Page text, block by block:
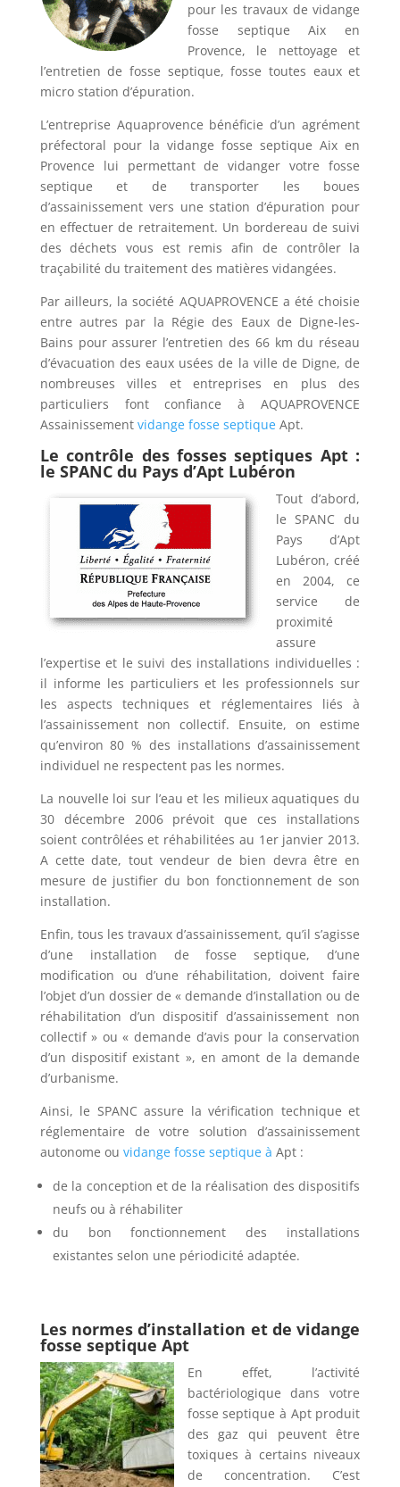
pour les travaux de vidange
fosse septique Aix en
Provence, le nettoyage et
l’entretien de fosse septique, fosse toutes eaux et
micro station d’épuration.
L’entreprise Aquaprovence bénéficie d’un agrément
préfectoral pour la vidange fosse septique Aix en
Provence lui permettant de vidanger votre fosse
septique et de transporter les boues
d’assainissement vers une station d’épuration pour
en effectuer de retraitement. Un bordereau de suivi
des déchets vous est remis afin de contrôler la
traçabilité du traitement des matières vidangées.
Par ailleurs, la société AQUAPROVENCE a été choisie
entre autres par la Régie des Eaux de Digne-les-
Bains pour assurer l’entretien des 66 km du réseau
d’évacuation des eaux usées de la ville de Digne, de
nombreuses villes et entreprises en plus des
particuliers font confiance à AQUAPROVENCE
Assainissement vidange fosse septique Apt.
Le contrôle des fosses septiques Apt :
le SPANC du Pays d’Apt Lubéron
Tout d’abord,
le SPANC du
Pays d’Apt
Lubéron, créé
en 2004, ce
service de
proximité
assure
l’expertise et le suivi des installations individuelles :
il informe les particuliers et les professionnels sur
les aspects techniques et réglementaires liés à
l’assainissement non collectif. Ensuite, on estime
qu’environ 80 % des installations d’assainissement
individuel ne respectent pas les normes.
La nouvelle loi sur l’eau et les milieux aquatiques du
30 décembre 2006 prévoit que ces installations
soient contrôlées et réhabilitées au 1er janvier 2013.
A cette date, tout vendeur de bien devra être en
mesure de justifier du bon fonctionnement de son
installation.
Enfin, tous les travaux d’assainissement, qu’il s’agisse
d’une installation de fosse septique, d’une
modification ou d’une réhabilitation, doivent faire
l’objet d’un dossier de « demande d’installation ou de
réhabilitation d’un dispositif d’assainissement non
collectif » ou « demande d’avis pour la conservation
d’un dispositif existant », en amont de la demande
d’urbanisme.
Ainsi, le SPANC assure la vérification technique et
réglementaire de votre solution d’assainissement
autonome ou vidange fosse septique à Apt :
de la conception et de la réalisation des dispositifs
neufs ou à réhabiliter
du bon fonctionnement des installations
existantes selon une périodicité adaptée.
Les normes d’installation et de vidange
fosse septique Apt
En effet, l’activité
bactériologique dans votre
fosse septique à Apt produit
des gaz qui peuvent être
toxiques à certains niveaux
de concentration. C’est